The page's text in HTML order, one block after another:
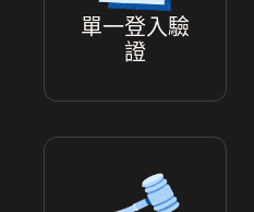
單一登入驗
證